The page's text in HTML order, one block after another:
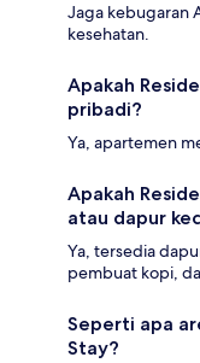
Jaga kebugaran
kesehatan.
Apakah
pribadi?
Ya, apartemen
Apakah
atau dapur
Ya, tersedia
pembuat kopi,
Seperti apa
Stay?